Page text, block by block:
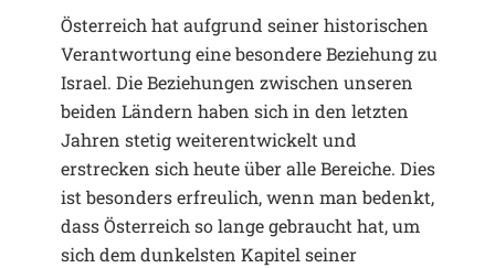
Österreich hat aufgrund seiner historischen
Verantwortung eine besondere Beziehung zu
Israel. Die Beziehungen zwischen unseren
beiden Ländern haben sich in den letzten
Jahren stetig weiterentwickelt und
erstrecken sich heute über alle Bereiche. Dies
ist besonders erfreulich, wenn man bedenkt,
dass Österreich so lange gebraucht hat, um
sich dem dunkelsten Kapitel seiner